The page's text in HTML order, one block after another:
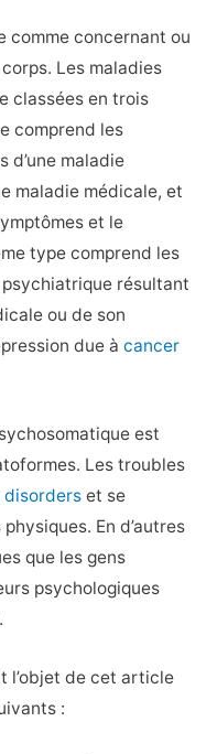
comme concernant ou
Les maladies
classées en trois
comprend les
d’une maladie
maladie médicale, et
et le
type comprend les
résultant
ou de son
due à cancer
est
Les troubles
et se
En d’autres
que les gens
psychologiques
l’objet de cet article
: